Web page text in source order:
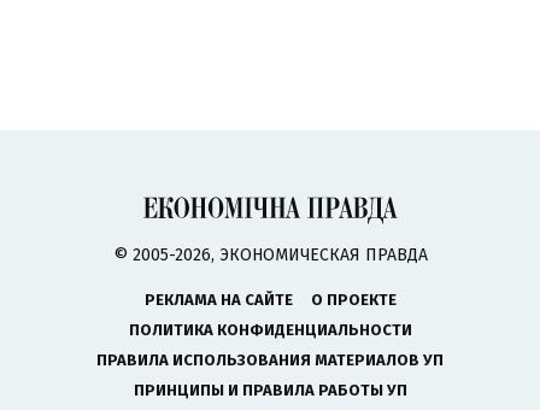
© 2005-2026, ЭКОНОМИЧЕСКАЯ ПРАВДА
РЕКЛАМА НА САЙТЕ
О ПРОЕКТЕ
ПОЛИТИКА КОНФИДЕНЦИАЛЬНОСТИ
ПРАВИЛА ИСПОЛЬЗОВАНИЯ МАТЕРИАЛОВ УП
ПРИНЦИПЫ И ПРАВИЛА РАБОТЫ УП